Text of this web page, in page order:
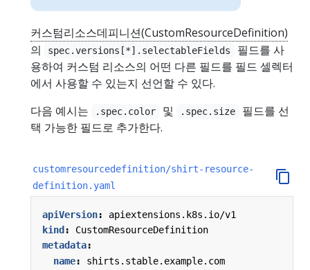
커스텀리소스데피니션(CustomResourceDefinition)
의
spec.versions[*].selectableFields
필드를 사
용하여 커스텀 리소스의 어떤 다른 필드를 필드 셀렉터
에서 사용할 수 있는지 선언할 수 있다.
다음 예시는
.spec.color 및 .spec.size
필드를 선
택 가능한 필드로 추가한다.
customresourcedefinition/shirt-resource-
definition.yaml
apiVersion:
apiextensions.k8s.io/v1
kind :
CustomResourceDefinition
metadata:
name:
shirts.stable.example.com